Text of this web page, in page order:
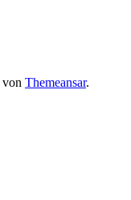
von Themeansar.